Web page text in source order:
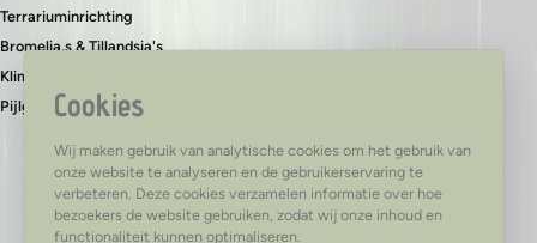
Cookies
Wij maken gebruik van analytische cookies om het gebruik van
onze website te analyseren en de gebruikerservaring te
verbeteren. Deze cookies verzamelen informatie over hoe
bezoekers de website gebruiken, zodat wij onze inhoud en
functionaliteit kunnen optimaliseren.
Terrariuminrichting
Bromelia,s & Tillandsia's
Klimplanten & bodembedekkers
Pijlgifkikkers